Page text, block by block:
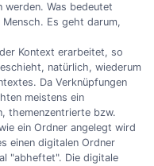
werden. Was bedeutet
Es geht darum,
Kontext erarbeitet, so
natürlich, wiederum
Da Verknüpfungen
meistens ein
themenzentrierte bzw.
ein Ordner angelegt wird
einen digitalen Ordner
"abheftet". Die digitale